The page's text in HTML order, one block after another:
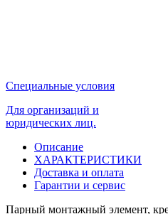
Специальные условия
Для организаций и
юридических лиц.
Описание
ХАРАКТЕРИСТИКИ
Доставка и оплата
Гарантии и сервис
Парный монтажный элемент,